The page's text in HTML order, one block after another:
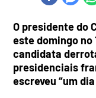
O presidente do
este domingo
candidata
presidenciais
escreveu “um